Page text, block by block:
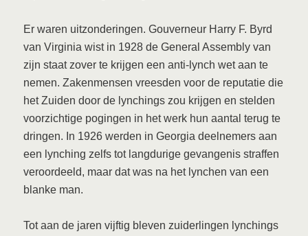
Er waren uitzonderingen. Gouverneur Harry F. Byrd
van Virginia wist in 1928 de General Assembly van
zijn staat zover te krijgen een anti-lynch wet aan te
nemen. Zakenmensen vreesden voor de reputatie die
het Zuiden door de lynchings zou krijgen en stelden
voorzichtige pogingen in het werk hun aantal terug te
dringen. In 1926 werden in Georgia deelnemers aan
een lynching zelfs tot langdurige gevangenis straffen
veroordeeld, maar dat was na het lynchen van een
blanke man.
Tot aan de jaren vijftig bleven zuiderlingen lynchings